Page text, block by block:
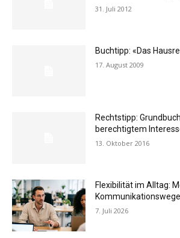
31. Juli 2012
Buchtipp: «Das
17. August 2009
Rechtstipp:
berechtigtem
13. Oktober 2016
Flexibilität im Alltag:
Kommunikationswege
7. Juli 2026